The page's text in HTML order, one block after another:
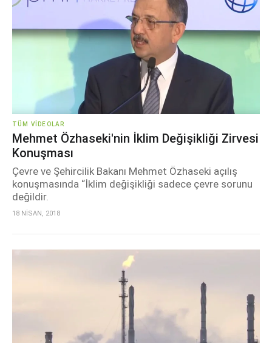
TÜM VIDEOLAR
Mehmet Özhaseki'nin İklim Değişikliği Zirvesi
Konuşması
Çevre ve Şehircilik Bakanı Mehmet Özhaseki açılış
konuşmasında “İklim değişikliği sadece çevre sorunu
değildir.
18 NİSAN, 2018